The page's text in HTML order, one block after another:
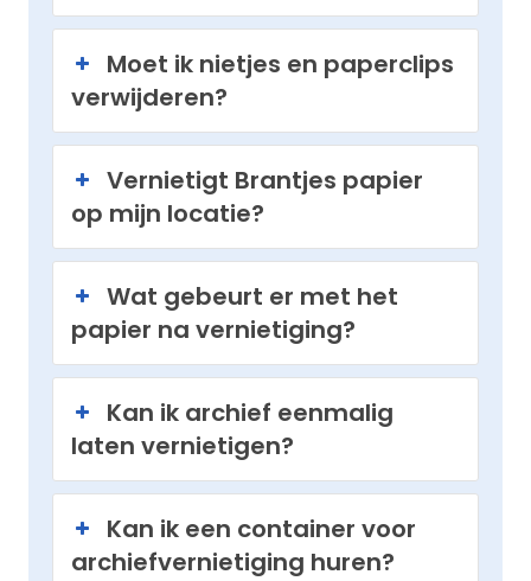
Moet ik nietjes en paperclips
verwijderen?
Vernietigt Brantjes papier
op mijn locatie?
Wat gebeurt er met het
papier na vernietiging?
Kan ik archief eenmalig
laten vernietigen?
Kan ik een container voor
archiefvernietiging huren?